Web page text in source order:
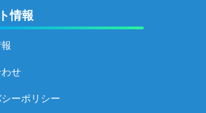
情報
せ
ーポリシー